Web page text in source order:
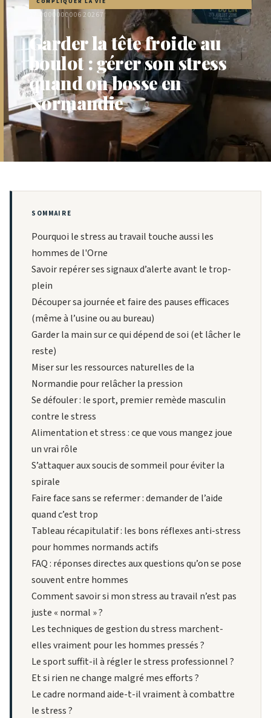
17 0000000006 20267
Garder la tête froide au
boulot : gérer son stress
quand on bosse en
Normandie
SOMMAIRE
Pourquoi le stress au travail touche aussi les
hommes de l'Orne
Savoir repérer ses signaux d’alerte avant le trop-
plein
Découper sa journée et faire des pauses efficaces
(même à l’usine ou au bureau)
Garder la main sur ce qui dépend de soi (et lâcher le
reste)
Miser sur les ressources naturelles de la
Normandie pour relâcher la pression
Se défouler : le sport, premier remède masculin
contre le stress
Alimentation et stress : ce que vous mangez joue
un vrai rôle
S’attaquer aux soucis de sommeil pour éviter la
spirale
Faire face sans se refermer : demander de l’aide
quand c’est trop
Tableau récapitulatif : les bons réflexes anti-stress
pour hommes normands actifs
FAQ : réponses directes aux questions qu’on se pose
souvent entre hommes
Comment savoir si mon stress au travail n’est pas
juste « normal » ?
Les techniques de gestion du stress marchent-
elles vraiment pour les hommes pressés ?
Le sport suffit-il à régler le stress professionnel ?
Et si rien ne change malgré mes efforts ?
Le cadre normand aide-t-il vraiment à combattre
le stress ?